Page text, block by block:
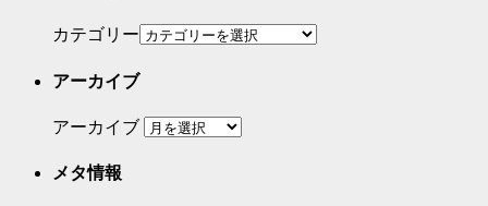
カテゴリー
アーカイブ
アーカイブ
メタ情報